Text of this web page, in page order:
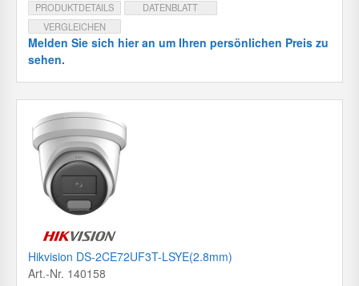
PRODUKTDETAILS
DATENBLATT
VERGLEICHEN
Melden Sie sich hier an um Ihren persönlichen Preis zu
sehen.
Hikvision DS-2CE72UF3T-LSYE(2.8mm)
Art.-Nr. 140158